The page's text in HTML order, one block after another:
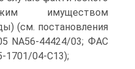
имуществом
(см. постановления
NА56-44424/03; ФАС
1701/04-С13);